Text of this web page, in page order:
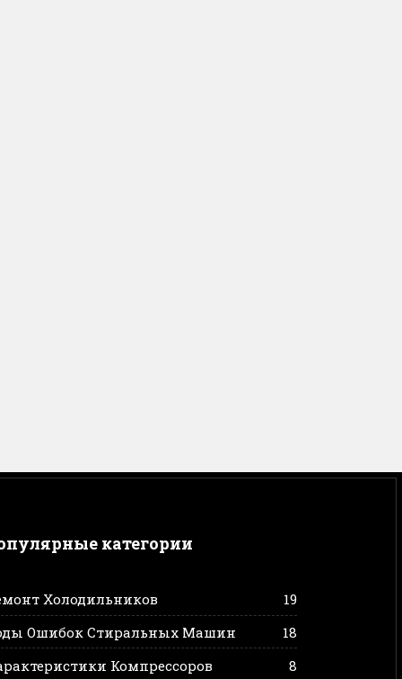
категории
Холодильников
19
Ошибок Стиральных Машин
18
Компрессоров
8